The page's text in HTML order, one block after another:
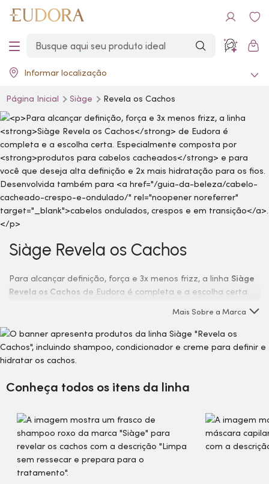
Informar localização
Página Inicial Siàge Revela os Cachos
Siàge Revela os Cachos
Para alcançar definição, força e 3x menos frizz, a linha Siàge
Revela os Cachos de Eudora é completa e a escolha certa.
e para você que deseja alta definição e 2x mais
hidratação para os fios. Desenvolvida também para cabelos
ondulados, crespos e em transição.
Mais Sobre a Marca
Conheça todos os itens da linha